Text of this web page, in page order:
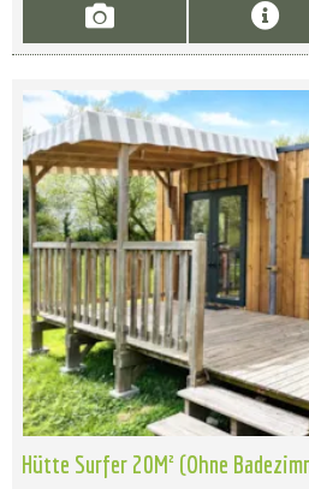
Hütte Surfer 20M² (Ohne